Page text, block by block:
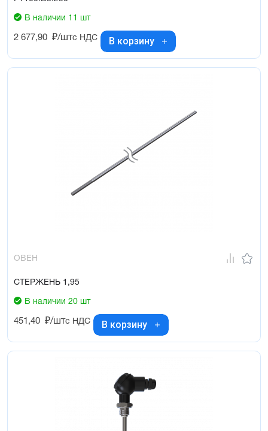
В наличии 11 шт
2 677,90 ₽/штс НДС В корзину
ОВЕН
СТЕРЖЕНЬ 1,95
В наличии 20 шт
451,40 ₽/штс НДС В корзину